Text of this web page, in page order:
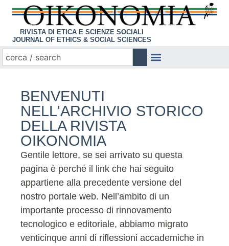
RIVISTA DI ETICA E SCIENZE SOCIALI
JOURNAL OF ETHICS & SOCIAL SCIENCES
BENVENUTI
NELL'ARCHIVIO STORICO
DELLA RIVISTA
OIKONOMIA
Gentile lettore, se sei arrivato su questa
pagina è perché il link che hai seguito
appartiene alla precedente versione del
nostro portale web. Nell’ambito di un
importante processo di rinnovamento
tecnologico e editoriale, abbiamo migrato
venticinque anni di riflessioni accademiche in